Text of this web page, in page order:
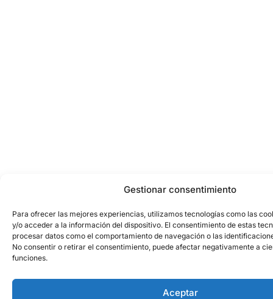
Gestionar consentimiento
Para ofrecer las mejores experiencias, utilizamos tecnologías como las
y/o acceder a la información del dispositivo. El consentimiento de estas
procesar datos como el comportamiento de navegación o las
No consentir o retirar el consentimiento, puede afectar negativamente a
funciones.
Aceptar